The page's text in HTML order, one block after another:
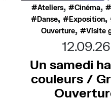
Ateliers, Cinéma,
Danse, Exposition,
Ouverture, Visite
12.09.26
Un samedi
couleurs /